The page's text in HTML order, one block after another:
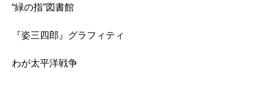
“緑の指”図書館
『姿三四郎』グラフィティ
わが太平洋戦争